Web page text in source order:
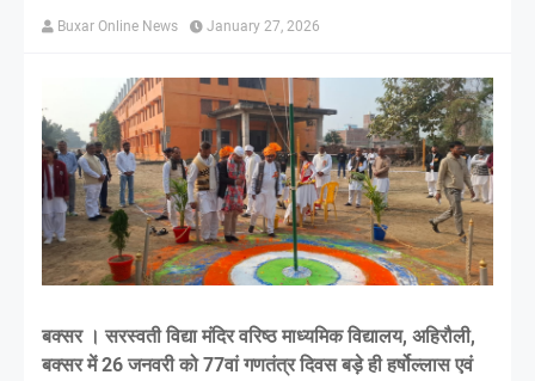
Buxar Online News January 27, 2026
बक्सर । सरस्वती विद्या मंदिर वरिष्ठ माध्यमिक विद्यालय, अहिरौली,
बक्सर में 26 जनवरी को 77वां गणतंत्र दिवस बड़े ही हर्षोल्लास एवं